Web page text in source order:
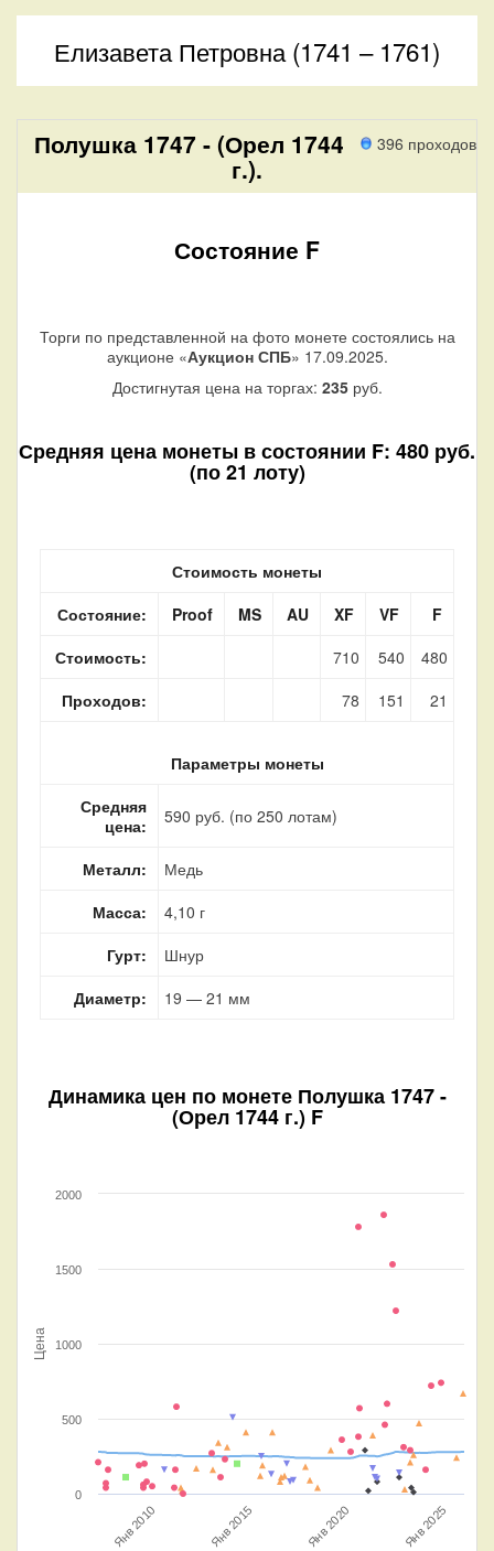
Елизавета Петровна (1741 – 1761)
396 проходов
Полушка 1747 - (Орел 1744
г.).
Состояние F
Торги по представленной на фото монете состоялись на
аукционе «Аукцион СПБ» 17.09.2025.
Достигнутая цена на торгах: 235руб.
Средняя цена монеты в состоянии F: 480 руб.
(по 21 лоту)
Стоимость монеты
Состояние:
Proof MS AU XF VF
F
Стоимость:
710 540
480
Проходов:
78 151 21
Параметры монеты
Средняя
цена:
590 руб. (по 250 лотам)
Металл:
Медь
Масса:
4,10 г
Гурт:
Шнур
Диаметр:
19 — 21 мм
Динамика цен по монете Полушка 1747 -
(Орел 1744 г.) F
Цена
Янв 2010 Янв 2015 Янв 2020 Янв 2025
0
500
1000
1500
2000